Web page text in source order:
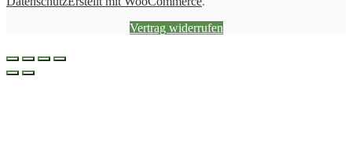
Vertrag widerrufen